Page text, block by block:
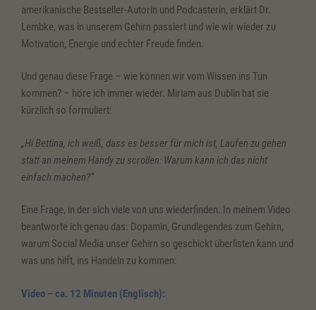
amerikanische Bestseller-Autorin und Podcasterin, erklärt Dr.
Lembke, was in unserem Gehirn passiert und wie wir wieder zu
Motivation, Energie und echter Freude finden.
Und genau diese Frage – wie können wir vom Wissen ins Tun
kommen? – höre ich immer wieder. Miriam aus Dublin hat sie
kürzlich so formuliert:
„Hi Bettina, ich weiß, dass es besser für mich ist, Laufen zu gehen
statt an meinem Handy zu scrollen: Warum kann ich das nicht
einfach machen?“
Eine Frage, in der sich viele von uns wiederfinden. In meinem Video
beantworte ich genau das: Dopamin, Grundlegendes zum Gehirn,
warum Social Media unser Gehirn so geschickt überlisten kann und
was uns hilft, ins Handeln zu kommen:
Video – ca. 12 Minuten (Englisch):